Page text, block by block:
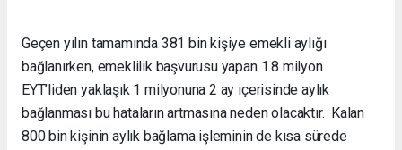
Geçen yılın tamamında 381 bin kişiye emekli aylığı
bağlanırken, emeklilik başvurusu yapan 1.8 milyon
EYT’liden yaklaşık 1 milyonuna 2 ay içerisinde aylık
bağlanması bu hataların artmasına neden olacaktır. Kalan
800 bin kişinin aylık bağlama işleminin de kısa sürede